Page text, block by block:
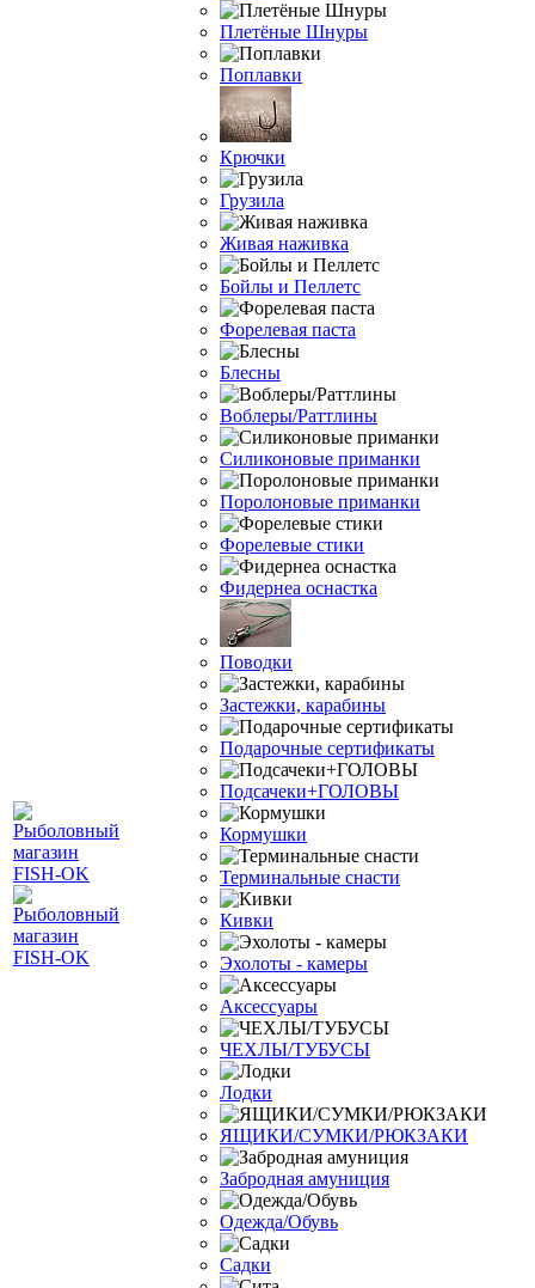
Плетёные Шнуры
Поплавки
Крючки
Грузила
Живая наживка
Бойлы и Пеллетс
Форелевая паста
Блесны
Воблеры/Раттлины
Силиконовые приманки
Поролоновые приманки
Форелевые стики
Фидернеа оснастка
Поводки
Застежки, карабины
Подарочные сертификаты
Подсачеки+ГОЛОВЫ
Кормушки
Терминальные снасти
Кивки
Эхолоты - камеры
Аксессуары
ЧЕХЛЫ/ТУБУСЫ
Лодки
ЯЩИКИ/СУМКИ/РЮКЗАКИ
Забродная амуниция
Одежда/Обувь
Садки